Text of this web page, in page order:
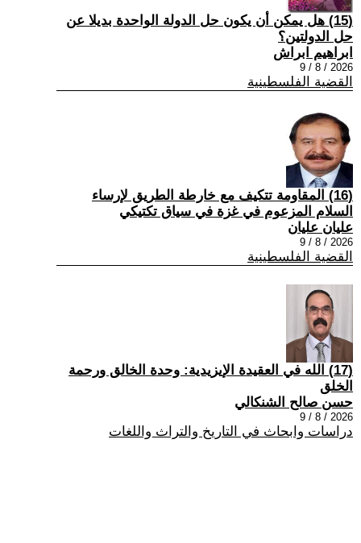
(15) هل يمكن أن يكون حل الدولة الواحدة بديلا عن
حل الدولتين؟
ابراهيم ابراش
2026 / 8 / 9
القضية الفلسطينية
(16) المقاومة تتكيف مع خارطة الطريق لإرساء
السلام المزعوم في غزة في سياق تكتيكي
عليان عليان
2026 / 8 / 9
القضية الفلسطينية
(17) الله في العقيدة الإيزيدية: وحدة الخالق ورحمة
الخلق
حسن صالح الشنكالي
2026 / 8 / 9
دراسات وابحاث في التاريخ والتراث واللغات